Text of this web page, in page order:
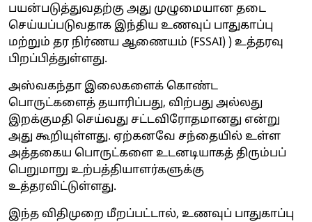
பயன்படுத்துவதற்கு அது முழுமையான தடை
செய்யப்படுவதாக இந்திய உணவுப் பாதுகாப்பு
மற்றும் தர நிர்ணய ஆணையம் (FSSAI) ) உத்தரவு
பிறப்பித்துள்ளது.
அஸ்வகந்தா இலைகளைக் கொண்ட
பொருட்களைத் தயாரிப்பது, விற்பது அல்லது
இறக்குமதி செய்வது சட்டவிரோதமானது என்று
அது கூறியுள்ளது. ஏற்கனவே சந்தையில் உள்ள
அத்தகைய பொருட்களை உடனடியாகத் திரும்பப்
பெறுமாறு உற்பத்தியாளர்களுக்கு
உத்தரவிட்டுள்ளது.
இந்த விதிமுறை மீறப்பட்டால், உணவுப் பாதுகாப்பு